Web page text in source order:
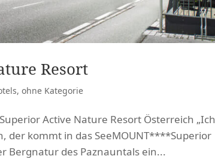
Resort
,ohne Kategorie
Active Nature Resort Österreich „Ich
der kommt in das SeeMOUNT****Superior
Bergnatur des Paznauntals ein...